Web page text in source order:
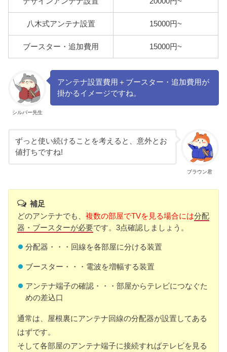
八木式アンテナ設置 15000円~
ブースター・追加費用 15000円~
シルバー先生
アンテナ設置費用＋ブースター・追加費用が
掛かるイメージですね。
ブラウン君
ずっと使い続けることを考えると、意外とお
値打ちですね!
補足
どのアンテナでも、複数の部屋でTVを見る場合には分配
器・ブースターが必要です。3点確認しましょう。
分配器・・・回線を各部屋に分ける装置
ブースター・・・電波を増幅する装置
アンテナ端子の確認・・・部屋からテレビにつなぐた
めの差込口
通常は、屋根裏にアンテナ回線の分配器が設置してある
はずです。
そして各部屋のアンテナ端子に接続すればテレビを見る